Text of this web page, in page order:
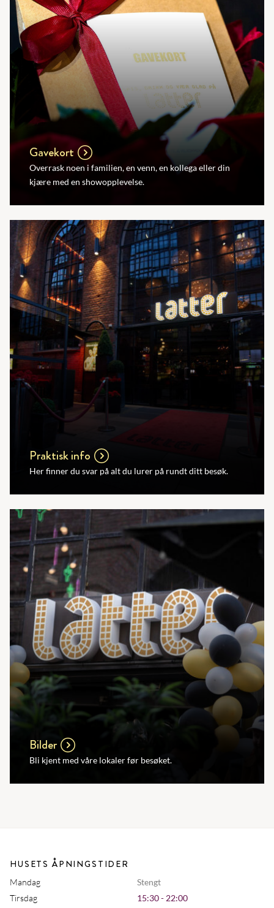
Gavekort
Overrask noen i familien, en venn, en kollega eller din
kjære med en showopplevelse.
Praktisk info
Her finner du svar på alt du lurer på rundt ditt besøk.
Bilder
Bli kjent med våre lokaler før besøket.
HUSETS ÅPNINGSTIDER
Mandag
Stengt
Tirsdag
15:30 - 22:00